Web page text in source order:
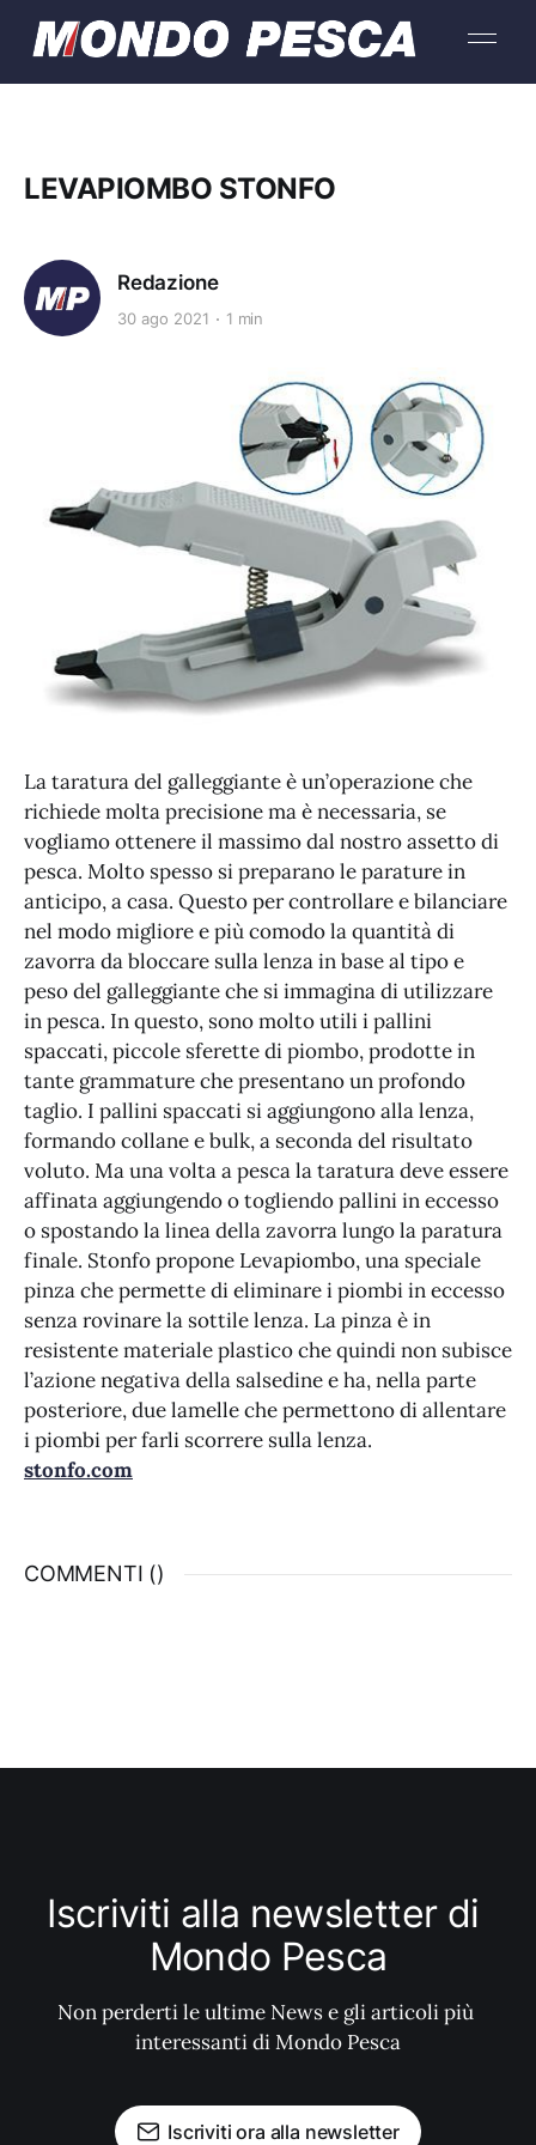
LEVAPIOMBO STONFO
Redazione
30 ago 2021 1 min
La taratura del galleggiante è un’operazione che
richiede molta precisione ma è necessaria, se
vogliamo ottenere il massimo dal nostro assetto di
pesca. Molto spesso si preparano le parature in
anticipo, a casa. Questo per controllare e bilanciare
nel modo migliore e più comodo la quantità di
zavorra da bloccare sulla lenza in base al tipo e
peso del galleggiante che si immagina di utilizzare
in pesca. In questo, sono molto utili i pallini
spaccati, piccole sferette di piombo, prodotte in
tante grammature che presentano un profondo
taglio. I pallini spaccati si aggiungono alla lenza,
formando collane e bulk, a seconda del risultato
voluto. Ma una volta a pesca la taratura deve essere
affinata aggiungendo o togliendo pallini in eccesso
o spostando la linea della zavorra lungo la paratura
finale. Stonfo propone Levapiombo, una speciale
pinza che permette di eliminare i piombi in eccesso
senza rovinare la sottile lenza. La pinza è in
resistente materiale plastico che quindi non subisce
l’azione negativa della salsedine e ha, nella parte
posteriore, due lamelle che permettono di allentare
i piombi per farli scorrere sulla lenza.
stonfo.com
COMMENTI ()
Iscriviti alla newsletter di
Mondo Pesca
Non perderti le ultime News e gli articoli più
interessanti di Mondo Pesca
Iscriviti ora alla newsletter